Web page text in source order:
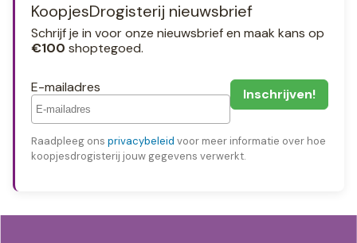
KoopjesDrogisterij nieuwsbrief
Schrijf je in voor onze nieuwsbrief en maak kans op
€100 shoptegoed.
E-mailadres
Raadpleeg ons privacybeleid voor meer informatie over hoe
koopjesdrogisterij jouw gegevens verwerkt.